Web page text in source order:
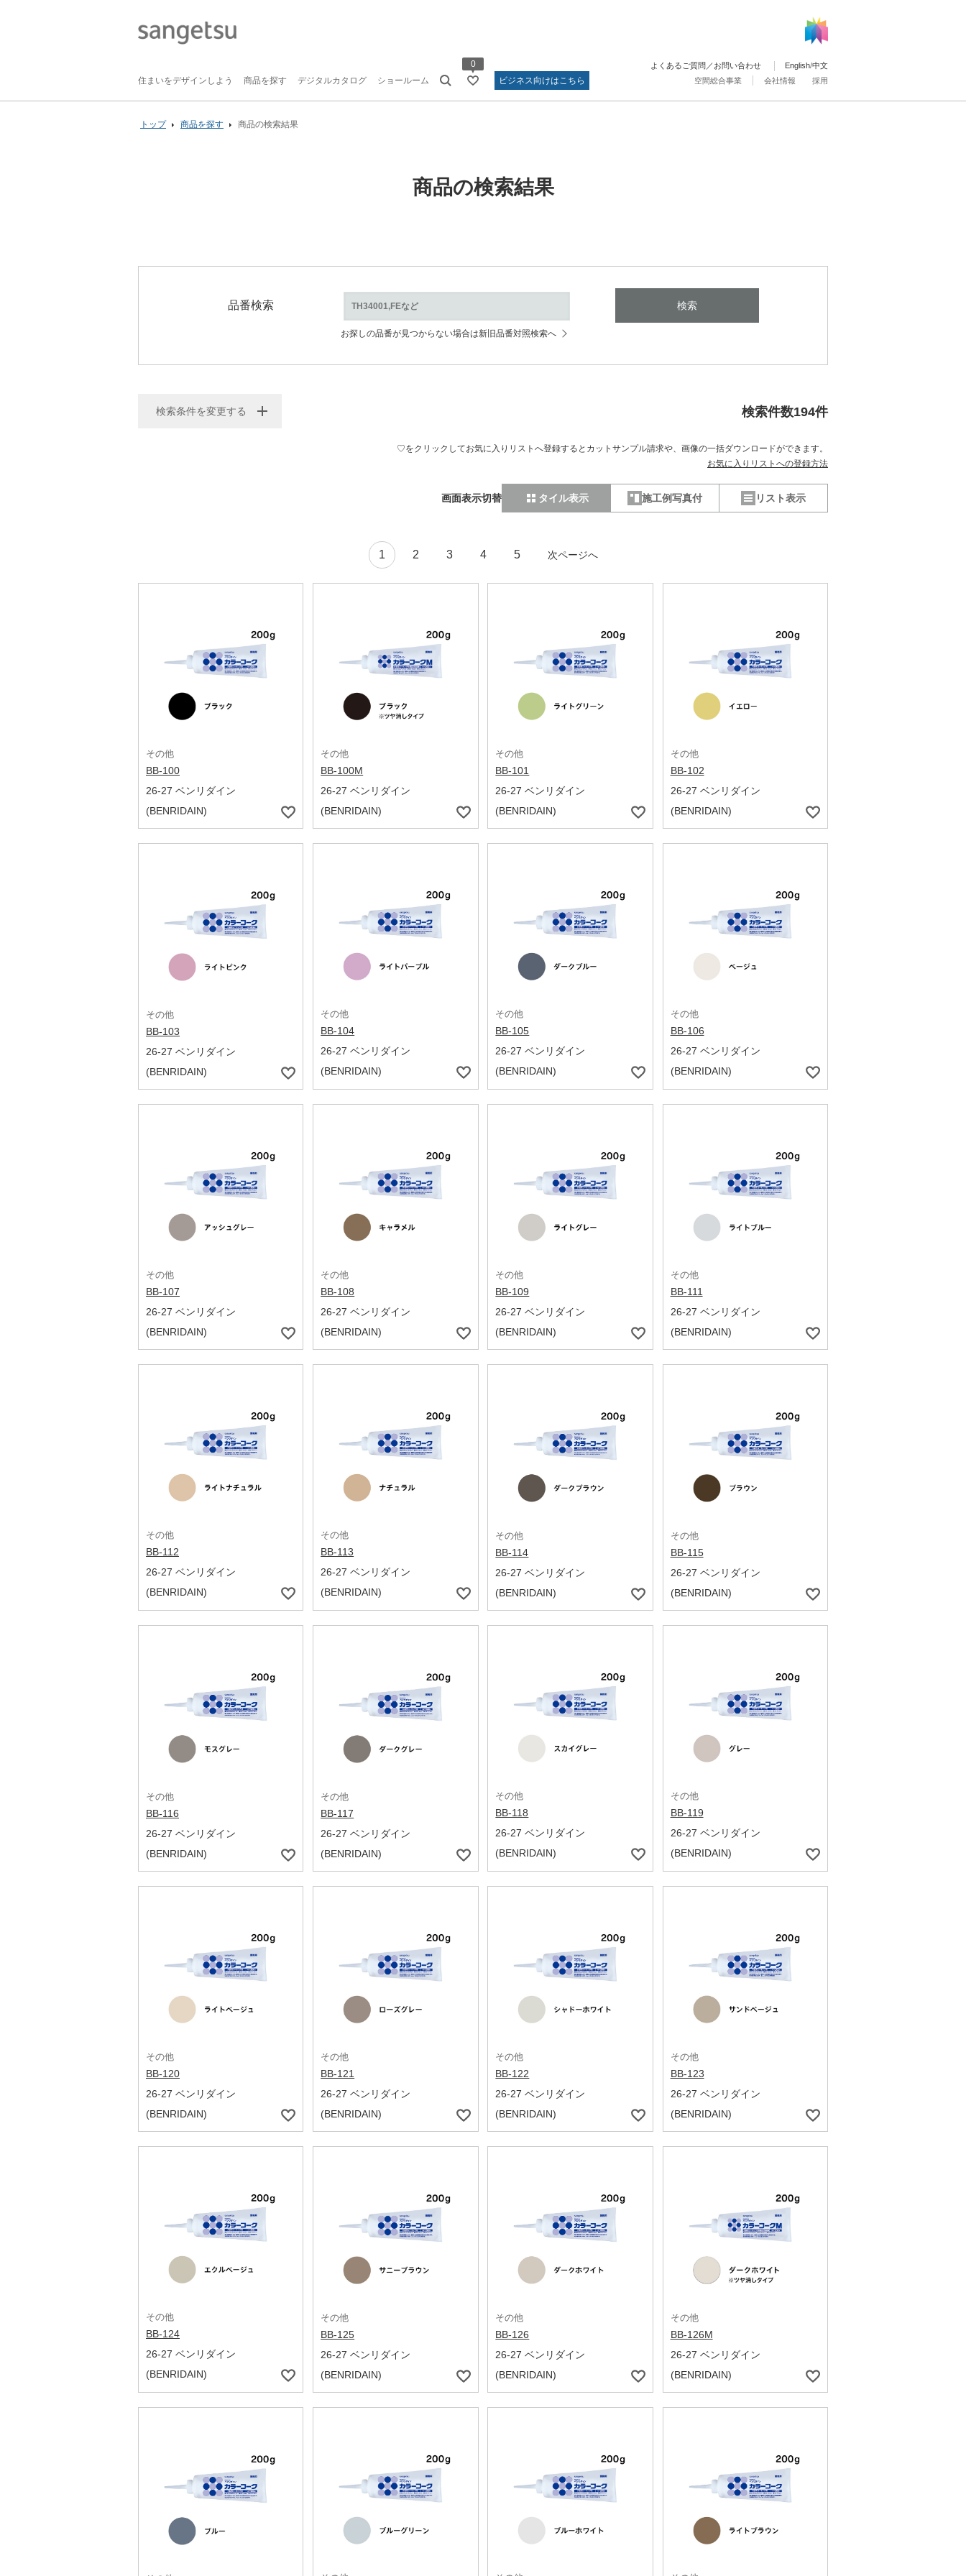
住まいをデザインしよう 商品を探す デジタルカタログ ショールーム
0
ビジネス向けはこちら
空間総合事業 会社情報 採用
よくあるご質問／お問い合わせ English/中文
トップ 商品を探す 商品の検索結果
商品の検索結果
品番検索 検索
お探しの品番が見つからない場合は新旧品番対照検索へ
検索条件を変更する 検索件数194件
♡をクリックしてお気に入りリストへ登録するとカットサンプル請求や、 画像の一括ダウンロードができます。
お気に入りリストへの登録方法
画面表示切替 タイル表示 施工例写真付 リスト表示
1 2 3 4 5 次ページへ
その他
BB-100
26-27 ベンリダイン
(BENRIDAIN)
その他
BB-100M
26-27 ベンリダイン
(BENRIDAIN)
その他
BB-101
26-27 ベンリダイン
(BENRIDAIN)
その他
BB-102
26-27 ベンリダイン
(BENRIDAIN)
その他
BB-103
26-27 ベンリダイン
(BENRIDAIN)
その他
BB-104
26-27 ベンリダイン
(BENRIDAIN)
その他
BB-105
26-27 ベンリダイン
(BENRIDAIN)
その他
BB-106
26-27 ベンリダイン
(BENRIDAIN)
その他
BB-107
26-27 ベンリダイン
(BENRIDAIN)
その他
BB-108
26-27 ベンリダイン
(BENRIDAIN)
その他
BB-109
26-27 ベンリダイン
(BENRIDAIN)
その他
BB-111
26-27 ベンリダイン
(BENRIDAIN)
その他
BB-112
26-27 ベンリダイン
(BENRIDAIN)
その他
BB-113
26-27 ベンリダイン
(BENRIDAIN)
その他
BB-114
26-27 ベンリダイン
(BENRIDAIN)
その他
BB-115
26-27 ベンリダイン
(BENRIDAIN)
その他
BB-116
26-27 ベンリダイン
(BENRIDAIN)
その他
BB-117
26-27 ベンリダイン
(BENRIDAIN)
その他
BB-118
26-27 ベンリダイン
(BENRIDAIN)
その他
BB-119
26-27 ベンリダイン
(BENRIDAIN)
その他
BB-120
26-27 ベンリダイン
(BENRIDAIN)
その他
BB-121
26-27 ベンリダイン
(BENRIDAIN)
その他
BB-122
26-27 ベンリダイン
(BENRIDAIN)
その他
BB-123
26-27 ベンリダイン
(BENRIDAIN)
その他
BB-124
26-27 ベンリダイン
(BENRIDAIN)
その他
BB-125
26-27 ベンリダイン
(BENRIDAIN)
その他
BB-126
26-27 ベンリダイン
(BENRIDAIN)
その他
BB-126M
26-27 ベンリダイン
(BENRIDAIN)